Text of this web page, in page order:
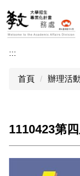
跳
到
主
內
:::
首頁 辦理活動
1110423第